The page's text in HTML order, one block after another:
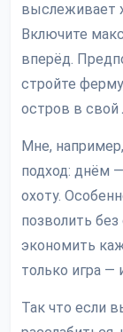
выслеживает
Включите
вперёд.
стройте
остров в свой
Мне,
подход: днём
охоту.
позволить
экономить
только игра
Так что если